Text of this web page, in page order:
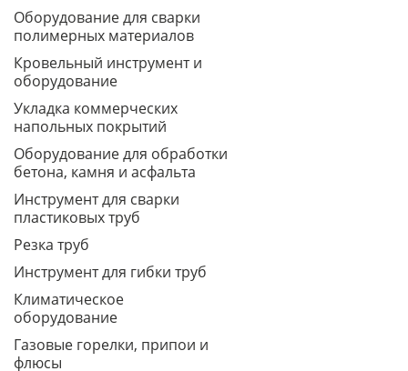
Оборудование для сварки
полимерных материалов
Кровельный инструмент и
оборудование
Укладка коммерческих
напольных покрытий
Оборудование для обработки
бетона, камня и асфальта
Инструмент для сварки
пластиковых труб
Резка труб
Инструмент для гибки труб
Климатическое
оборудование
Газовые горелки, припои и
флюсы